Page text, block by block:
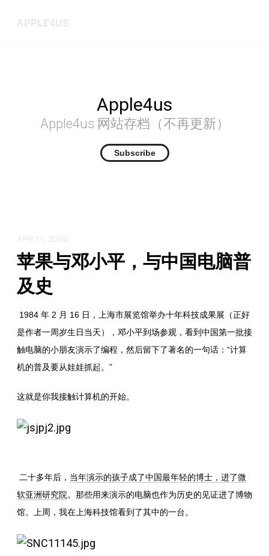
APPLE4US
Apple4us
Apple4us 网站存档（不再更新）
Subscribe
APR 11, 2008
苹果与邓小平，与中国电脑普
及史
1984 年 2 月 16 日，上海市展览馆举办十年科技成果展（正好
是作者一周岁生日当天），邓小平到场参观，看到中国第一批接
触电脑的小朋友演示了编程，然后留下了著名的一句话：“计算
机的普及要从娃娃抓起。”
这就是你我接触计算机的开始。
二十多年后， 当年演示的孩子成了中国最年轻的博士，进了微
软亚洲研究院。那些用来演示的电脑也作为历史的见证进了博物
馆。上周，我在上海科技馆看到了其中的一台。